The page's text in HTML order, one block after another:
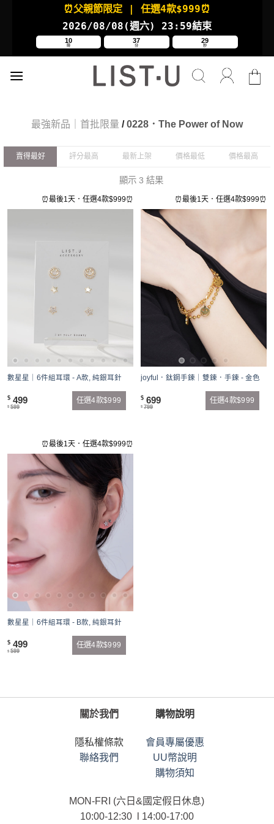
⏰父親節限定 | 任選4款$999⏰
2026/08/08(週六) 23:59結束
10
時
37
分
28
秒
最強新品｜首批限量 /0228．The Power of Now
賣得最好 評分最高 最新上架 價格最低 價格最高
顯示 3 結果
⏰最後1天．任選4款$999⏰
數星星｜6件組耳環 - A款, 純銀耳針
$ 499
$ 599
任選4款$999
⏰最後1天．任選4款$999⏰
joyful．鈦鋼手鍊｜雙鍊．手鍊 - 金色
$ 699
$ 799
任選4款$999
⏰最後1天．任選4款$999⏰
數星星｜6件組耳環 - B款, 純銀耳針
$ 499
$ 599
任選4款$999
關於我們
隱私權條款
聯絡我們
購物說明
會員專屬優惠
UU幣說明
購物須知
MON-FRI (六日&國定假日休息)
10:00-12:30 l 14:00-17:00